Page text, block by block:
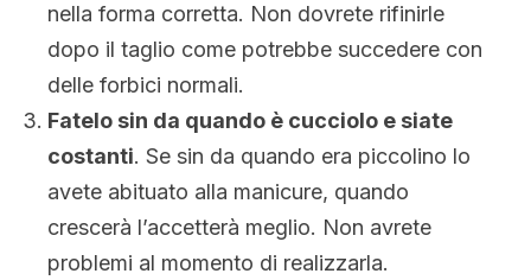
nella forma corretta. Non dovrete rifinirle
dopo il taglio come potrebbe succedere con
delle forbici normali.
Fatelo sin da quando è cucciolo e siate
costanti. Se sin da quando era piccolino lo
avete abituato alla manicure, quando
crescerà l’accetterà meglio. Non avrete
problemi al momento di realizzarla.